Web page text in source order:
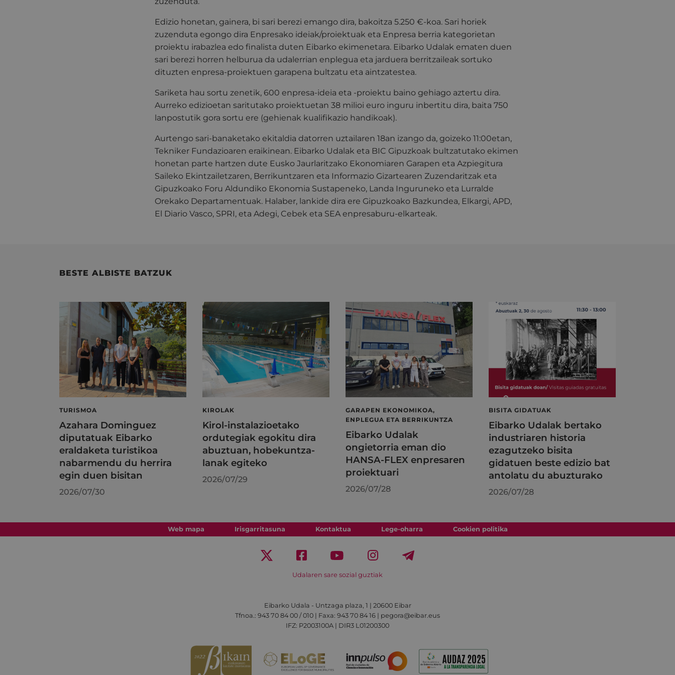
Edizio honetan, gainera, bi sari berezi emango dira, bakoitza 5.250 €-koa. Sari horiek
zuzenduta egongo dira Enpresako ideiak/proiektuak eta Enpresa berria kategorietan
proiektu irabazlea edo finalista duten Eibarko ekimenetara. Eibarko Udalak ematen duen
sari berezi horren helburua da udalerrian enplegua eta jarduera berritzaileak sortuko
dituzten enpresa-proiektuen garapena bultzatu eta aintzatestea.
Sariketa hau sortu zenetik, 600 enpresa-ideia eta -proiektu baino gehiago aztertu dira.
Aurreko edizioetan saritutako proiektuetan 38 milioi euro inguru inbertitu dira, baita 750
lanpostutik gora sortu ere (gehienak kualifikazio handikoak).
Aurtengo sari-banaketako ekitaldia datorren uztailaren 18an izango da, goizeko 11:00etan,
Tekniker Fundazioaren eraikinean. Eibarko Udalak eta BIC Gipuzkoak bultzatutako ekimen
honetan parte hartzen dute Eusko Jaurlaritzako Ekonomiaren Garapen eta Azpiegitura
Saileko Ekintzailetzaren, Berrikuntzaren eta Informazio Gizartearen Zuzendaritzak eta
Gipuzkoako Foru Aldundiko Ekonomia Sustapeneko, Landa Inguruneko eta Lurralde
Orekako Departamentuak. Halaber, lankide dira ere Gipuzkoako Bazkundea, Elkargi, APD,
El Diario Vasco, SPRI, eta Adegi, Cebek eta SEA enpresaburu-elkarteak.
BESTE ALBISTE BATZUK
TURISMOA
Azahara Dominguez
diputatuak Eibarko
eraldaketa turistikoa
nabarmendu du herrira
egin duen bisitan
2026/07/30
KIROLAK
Kirol-instalazioetako
ordutegiak egokitu dira
abuztuan, hobekuntza-
lanak egiteko
2026/07/29
GARAPEN EKONOMIKOA,
ENPLEGUA ETA BERRIKUNTZA
Eibarko Udalak
ongietorria eman dio
HANSA-FLEX enpresaren
proiektuari
2026/07/28
BISITA GIDATUAK
Eibarko Udalak bertako
industriaren historia
ezagutzeko bisita
gidatuen beste edizio bat
antolatu du abuzturako
2026/07/28
Web mapa Irisgarritasuna Kontaktua Lege-oharra Cookien politika
Udalaren sare sozial guztiak
Eibarko Udala - Untzaga plaza, 1 | 20600 Eibar
Tfnoa.: 943 70 84 00 / 010 | Faxa: 943 70 84 16 | pegora@eibar.eus
IFZ: P2003100A | DIR3 L01200300